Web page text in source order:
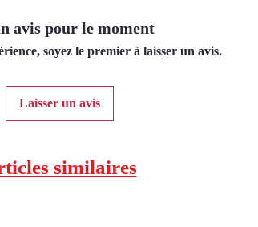
avis pour le moment
soyez le premier à laisser un avis.
Laisser un avis
similaires